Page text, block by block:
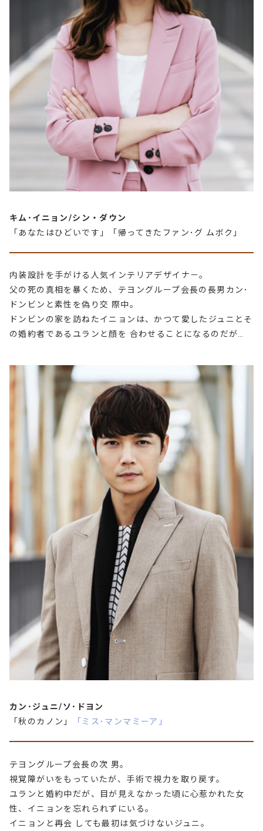
キム･イニョン/シン・ダウン
「あなたはひどいです」「帰ってきたファン･グ ムボク」
内装設計を手がける人気インテリアデザイナ－。
父の死の真相を暴くため、テヨングループ会長の長男カン･
ドンビンと素性を偽り交 際中。
ドンビンの家を訪ねたイニョンは、かつて愛したジュニとそ
の婚約者であるユランと顔を 合わせることになるのだが…
カン･ジュニ/ソ･ドヨン
「秋のカノン」
「ミス･マンマミーア」
テヨングループ会長の次 男。
視覚障がいをもっていたが、手術で視力を取り戻す。
ユランと婚約中だが、目が見えなかった頃に心惹かれた女
性、イニョンを忘れられずにいる。
イニョンと再会 しても最初は気づけないジュニ。